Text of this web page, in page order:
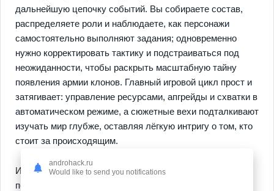
дальнейшую цепочку событий. Вы собираете состав,
распределяете роли и наблюдаете, как персонажи
самостоятельно выполняют задания; одновременно
нужно корректировать тактику и подстраиваться под
неожиданности, чтобы раскрыть масштабную тайну
появления армии клонов. Главный игровой цикл прост и
затягивает: управление ресурсами, апгрейды и схватки в
автоматическом режиме, а сюжетные вехи подталкивают
изучать мир глубже, оставляя лёгкую интригу о том, кто
стоит за происходящим.
Игра делает ставку на разнообразие подходов и
персонализацию отрядов; среди главных достоинств
androhack.ru
Would like to send you notifications